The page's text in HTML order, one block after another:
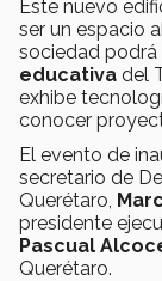
Este nuevo
ser un espacio
sociedad
educativa del
exhibe
conocer
El evento de
secretario de
Querétaro,
presidente
Pascual
Querétaro.